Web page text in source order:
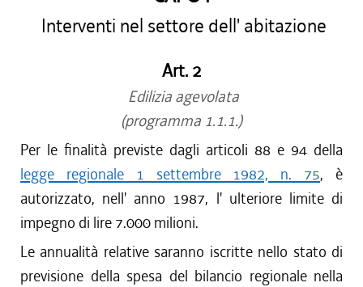
Interventi nel settore dell' abitazione
Art. 2
Edilizia agevolata
(programma 1.1.1.)
Per le finalità previste dagli articoli 88 e 94 della
legge regionale 1 settembre 1982, n. 75, è
autorizzato, nell' anno 1987, l' ulteriore limite di
impegno di lire 7.000 milioni.
Le annualità relative saranno iscritte nello stato di
previsione della spesa del bilancio regionale nella